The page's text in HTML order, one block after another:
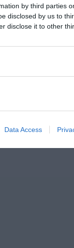
by third parties
disclosed by us to
disclose it to other
Data Access